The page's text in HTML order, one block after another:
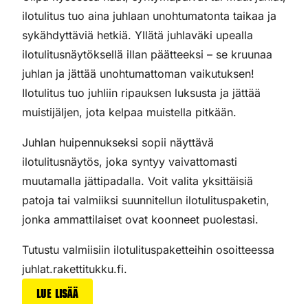
ilotulitus tuo aina juhlaan unohtumatonta taikaa ja
sykähdyttäviä hetkiä. Yllätä juhlaväki upealla
ilotulitusnäytöksellä illan päätteeksi – se kruunaa
juhlan ja jättää unohtumattoman vaikutuksen!
Ilotulitus tuo juhliin ripauksen luksusta ja jättää
muistijäljen, jota kelpaa muistella pitkään.
Juhlan huipennukseksi sopii näyttävä
ilotulitusnäytös, joka syntyy vaivattomasti
muutamalla jättipadalla. Voit valita yksittäisiä
patoja tai valmiiksi suunnitellun ilotulituspaketin,
jonka ammattilaiset ovat koonneet puolestasi.
Tutustu valmiisiin ilotulituspaketteihin osoitteessa
juhlat.rakettitukku.fi.
Lue lisää